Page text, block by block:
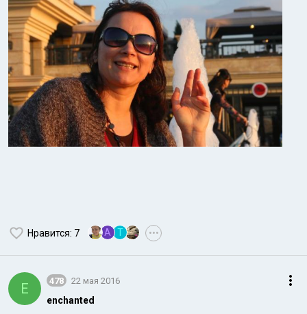
Нравится: 7 A Т •••
E 478 22 мая 2016
enchanted